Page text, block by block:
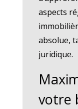
aspects
absolue,
juridique.
votre